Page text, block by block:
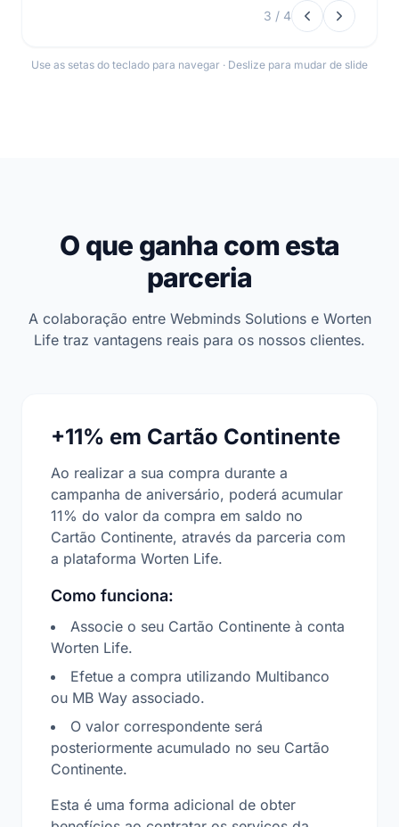
4 / 4
Use as setas do teclado para navegar · Deslize para mudar de slide
O que ganha com esta
parceria
A colaboração entre Webminds Solutions e Worten
Life traz vantagens reais para os nossos clientes.
+11% em Cartão Continente
Ao realizar a sua compra durante a
campanha de aniversário, poderá acumular
11% do valor da compra em saldo no
Cartão Continente, através da parceria com
a plataforma Worten Life.
Como funciona:
Associe o seu Cartão Continente à conta
Worten Life.
Efetue a compra utilizando Multibanco
ou MB Way associado.
O valor correspondente será
posteriormente acumulado no seu Cartão
Continente.
Esta é uma forma adicional de obter